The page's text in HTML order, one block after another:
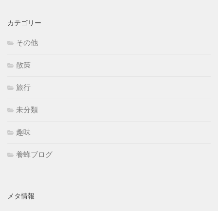
カテゴリー
その他
散策
旅行
未分類
趣味
養蜂ブログ
メタ情報